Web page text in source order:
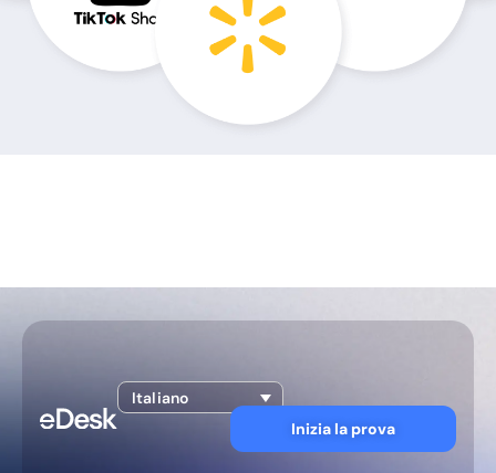
Italiano
Inizia la prova